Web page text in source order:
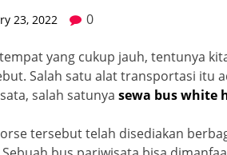
23, 2022 0
yang cukup jauh, tentunya
Salah satu alat transportasi itu
salah satunya sewa bus white
tersebut telah disediakan